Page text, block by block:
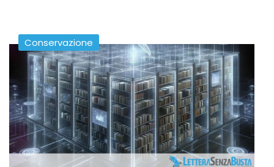
Conservazione